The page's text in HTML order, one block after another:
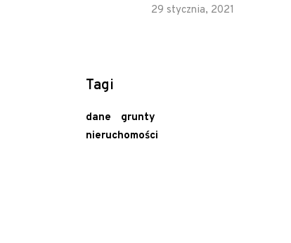
29 stycznia, 2021
Tagi
dane
grunty
nieruchomości